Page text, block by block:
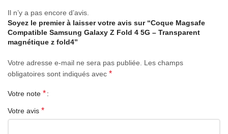
Matériau principal: Plastique en pvc
Il n’y a pas encore d’avis.
Soyez le premier à laisser votre avis sur “Coque Magsafe
Compatible Samsung Galaxy Z Fold 4 5G – Transparent
magnétique z fold4”
Votre adresse e-mail ne sera pas publiée.
Les champs
obligatoires sont indiqués avec *
Votre note *
Votre avis *